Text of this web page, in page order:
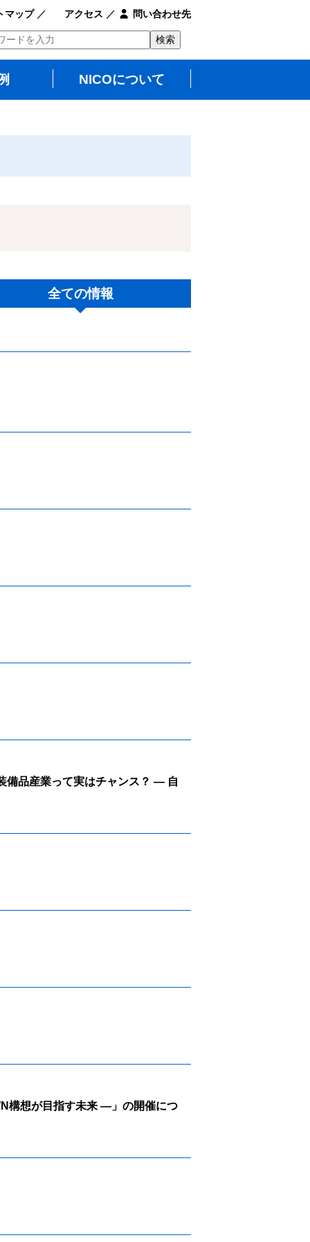
マップ／ アクセス ／ 問い合わせ先
NICOについて
全ての情報
備品産業って実はチャンス？ ― 自
構想が目指す未来 ―」の開催につ